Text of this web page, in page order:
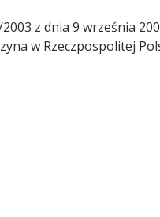
z dnia 9 września
w Rzeczpospolitej